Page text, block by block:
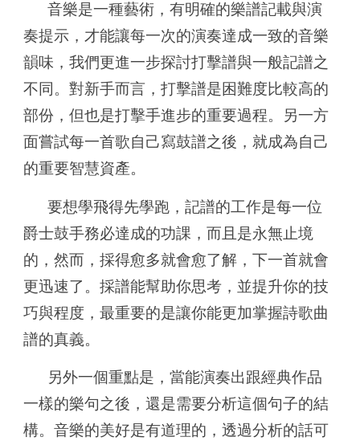
音樂是一種藝術，有明確的樂譜記載與演
奏提示，才能讓每一次的演奏達成一致的音樂
韻味，我們更進一步探討打擊譜與一般記譜之
不同。對新手而言，打擊譜是困難度比較高的
部份，但也是打擊手進步的重要過程。另一方
面嘗試每一首歌自己寫鼓譜之後，就成為自己
的重要智慧資產。
要想學飛得先學跑，記譜的工作是每一位
爵士鼓手務必達成的功課，而且是永無止境
的，然而，採得愈多就會愈了解，下一首就會
更迅速了。採譜能幫助你思考，並提升你的技
巧與程度，最重要的是讓你能更加掌握詩歌曲
譜的真義。
另外一個重點是，當能演奏出跟經典作品
一樣的樂句之後，還是需要分析這個句子的結
構。音樂的美好是有道理的，透過分析的話可